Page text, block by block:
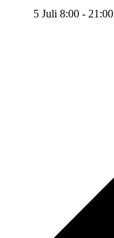
5 Juli 8:00 - 21:00